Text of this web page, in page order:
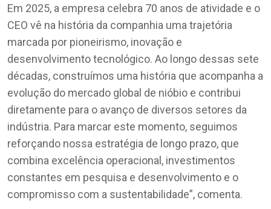
Em 2025, a empresa celebra 70 anos de atividade e o
CEO vê na história da companhia uma trajetória
marcada por pioneirismo, inovação e
desenvolvimento tecnológico. Ao longo dessas sete
décadas, construímos uma história que acompanha a
evolução do mercado global de nióbio e contribui
diretamente para o avanço de diversos setores da
indústria. Para marcar este momento, seguimos
reforçando nossa estratégia de longo prazo, que
combina excelência operacional, investimentos
constantes em pesquisa e desenvolvimento e o
compromisso com a sustentabilidade”, comenta.